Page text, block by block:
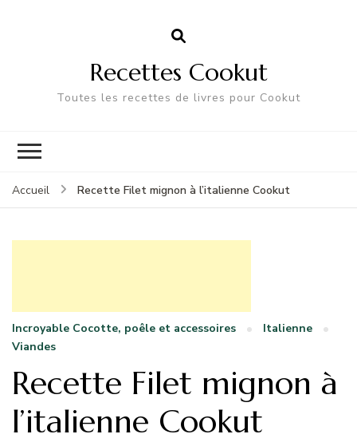
Recettes Cookut
Toutes les recettes de livres pour Cookut
Accueil Recette Filet mignon à l’italienne Cookut
Incroyable Cocotte, poêle et accessoires
Italienne
Viandes
Recette Filet mignon à
l’italienne Cookut